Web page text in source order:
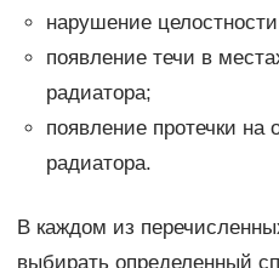
нарушение
появление течи в
радиатора;
появление протечки на
радиатора.
В каждом из
выбирать определенный